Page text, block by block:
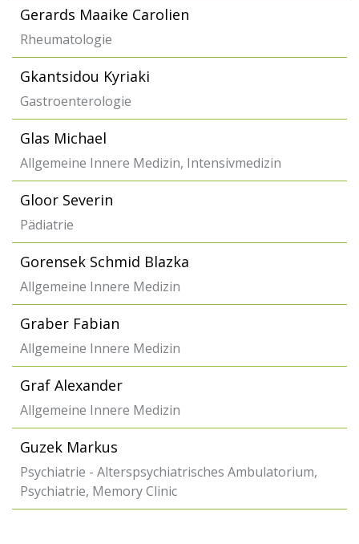
Gerards Maaike Carolien
Rheumatologie
Gkantsidou Kyriaki
Gastroenterologie
Glas Michael
Allgemeine Innere Medizin, Intensivmedizin
Gloor Severin
Pädiatrie
Gorensek Schmid Blazka
Allgemeine Innere Medizin
Graber Fabian
Allgemeine Innere Medizin
Graf Alexander
Allgemeine Innere Medizin
Guzek Markus
Psychiatrie - Alterspsychiatrisches Ambulatorium,
Psychiatrie, Memory Clinic